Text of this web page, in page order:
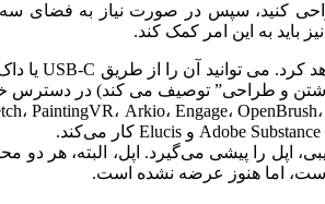
کنید، سپس در صورت نیاز به فضای
باید به این امر کمک کند.
و طراحی” توصیف می کند) در دسترس